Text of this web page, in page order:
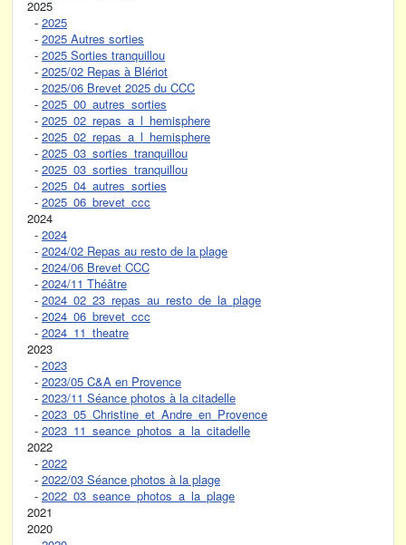
2025
- 2025
- 2025 Autres sorties
- 2025 Sorties tranquillou
- 2025/02 Repas à Blériot
- 2025/06 Brevet 2025 du CCC
- 2025_00_autres_sorties
- 2025_02_repas_a_l_hemisphere
- 2025_02_repas_a_l_hemisphere
- 2025_03_sorties_tranquillou
- 2025_03_sorties_tranquillou
- 2025_04_autres_sorties
- 2025_06_brevet_ccc
2024
- 2024
- 2024/02 Repas au resto de la plage
- 2024/06 Brevet CCC
- 2024/11 Théâtre
- 2024_02_23_repas_au_resto_de_la_plage
- 2024_06_brevet_ccc
- 2024_11_theatre
2023
- 2023
- 2023/05 C&A en Provence
- 2023/11 Séance photos à la citadelle
- 2023_05_Christine_et_Andre_en_Provence
- 2023_11_seance_photos_a_la_citadelle
2022
- 2022
- 2022/03 Séance photos à la plage
- 2022_03_seance_photos_a_la_plage
2021
2020